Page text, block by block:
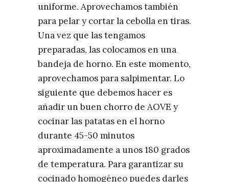
uniforme. Aprovechamos también
para pelar y cortar la cebolla en tiras.
Una vez que las tengamos
preparadas, las colocamos en una
bandeja de horno. En este momento,
aprovechamos para salpimentar. Lo
siguiente que debemos hacer es
añadir un buen chorro de AOVE y
cocinar las patatas en el horno
durante 45-50 minutos
aproximadamente a unos 180 grados
de temperatura. Para garantizar su
cocinado homogéneo puedes darles